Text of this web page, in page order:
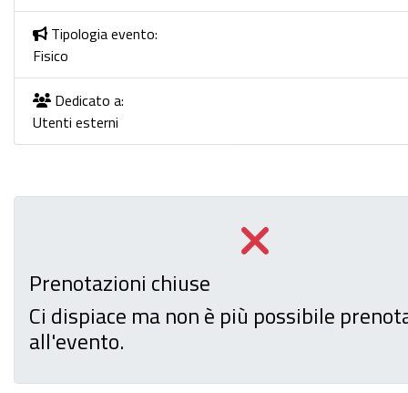
Tipologia evento:
Fisico
Dedicato a:
Utenti esterni
Prenotazioni chiuse
Ci dispiace ma non è più possibile
all'evento.